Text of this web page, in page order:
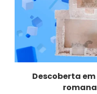
Descoberta